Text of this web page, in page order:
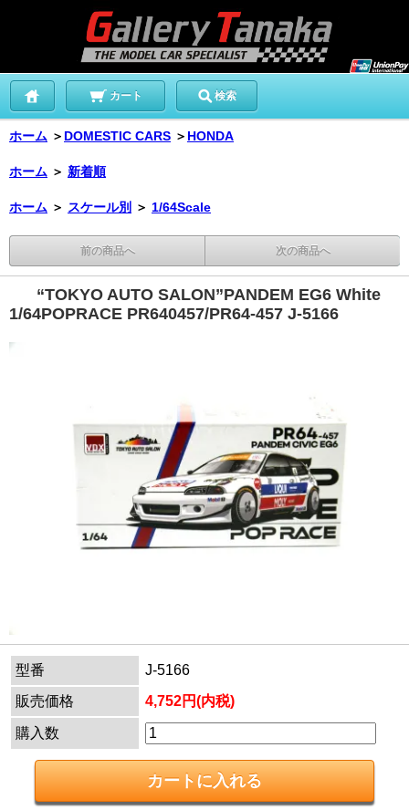
カート 検索
ホーム ＞ DOMESTIC CARS ＞ HONDA
ホーム ＞ 新着順
ホーム ＞ スケール別 ＞ 1/64Scale
前の商品へ 次の商品へ
“TOKYO AUTO SALON”PANDEM EG6 White
1/64POPRACE PR640457/PR64-457 J-5166
型番
J-5166
販売価格
4,752円(内税)
購入数